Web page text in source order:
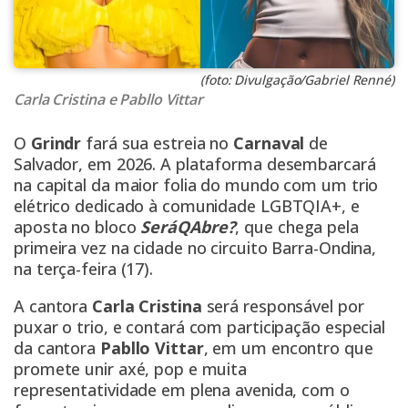
(foto: Divulgação/Gabriel Renné)
Carla Cristina e Pabllo Vittar
O Grindr fará sua estreia no Carnaval de
Salvador, em 2026. A plataforma desembarcará
na capital da maior folia do mundo com um trio
elétrico dedicado à comunidade LGBTQIA+, e
aposta no bloco SeráQAbre?, que chega pela
primeira vez na cidade no circuito Barra-Ondina,
na terça-feira (17).
A cantora Carla Cristina será responsável por
puxar o trio, e contará com participação especial
da cantora Pabllo Vittar, em um encontro que
promete unir axé, pop e muita
representatividade em plena avenida, com o